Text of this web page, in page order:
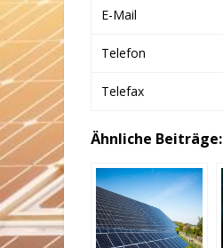
E-Mail
Telefon
Telefax
Ähnliche Beiträge: